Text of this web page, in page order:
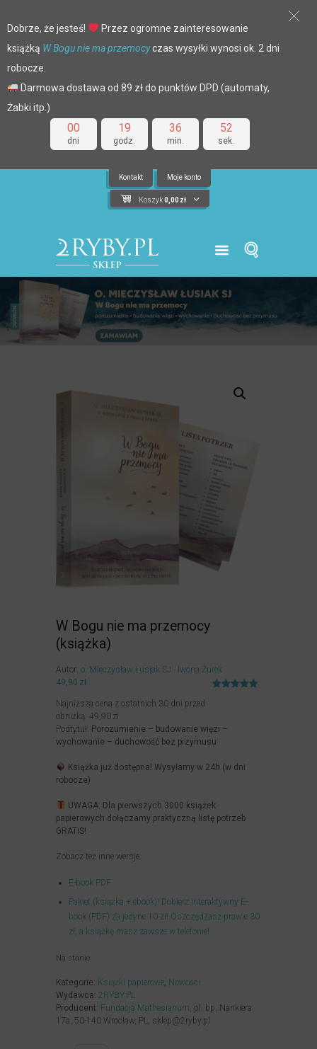
00
dni
19
godz.
36
min.
51
sek.
Dobrze, że jesteś!
Przez ogromne zainteresowanie
książką W Bogu nie ma przemocyczas wysyłki wynosi ok. 2 dni
robocze.
Darmowa dostawa od 89 zł do punktów DPD (automaty,
Żabki itp.)
Kontakt Moje konto
Koszyk 0,00 zł
W Bogu nie ma przemocy
(książka)
Autor: o. Mieczysław Łusiak SJ Iwona Żurek
ocen
klientów
49,90 zł
Najniższa cena z ostatnich 30 dni przed
obniżką: 49,90 zł
Podtytuł: Porozumienie – budowanie więzi –
wychowanie – duchowość bez przymusu
Książka już dostępna! Wysyłamy w 24h (w dni
robocze)
UWAGA: Dla pierwszych 3000 książek
papierowych dołączamy praktyczną listę potrzeb
GRATIS!
Zobacz też inne wersje:
E-book PDF
Pakiet (książka + ebook)! Dobierz interaktywny E-
book (PDF) za jedyne 10 zł! Oszczędzasz prawie 30
zł, a książkę masz zawsze w telefonie!
Na stanie
Kategorie: Książki papierowe, Nowości
Wydawca: 2RYBY.PL
Producent: Fundacja Mathesianum, pl. bp. Nankiera
17a, 50-140 Wrocław, PL, sklep@2ryby.pl